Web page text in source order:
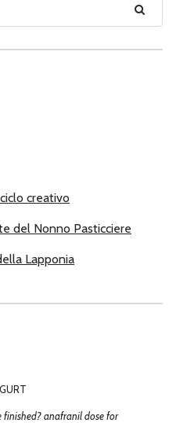
creativo
del Nonno Pasticciere
Lapponia
anafranil dose for